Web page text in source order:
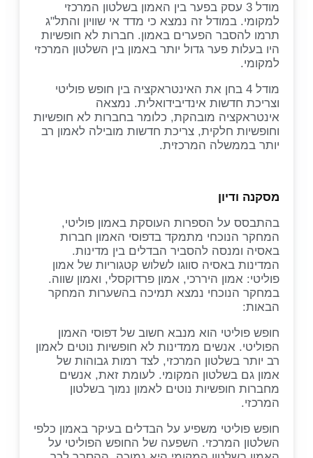
מודל 3 עסק בפער בין האמון בשלטון המרכזי
למקומי. במודל זה נמצא כי מדד אי שוויון והתל"ג
תרמו להסבר הפערים באמון. חברות לא חופשיות
היו בעלות פער גדול יותר באמון בין השלטון המרכזי
למקומי.
מודל 4 בחן את האינטראקציה בין חופש פוליטי
וצריכת חדשות אינדיבידואלית. נמצאה
אינטראקציה מובהקת, כלומר בחברות לא חופשיות
וחופשיות חלקית, צריכת חדשות מובילה לאמון רב
יותר בממשלה המרכזית.
מסקנה ודיון
בהתבסס על הספרות העוסקת באמון פוליטי,
המחקר הנוכחי מתמקד בדפוסי האמון חברות
באסיה ומנסה להסביר הבדלים בין מדינות.
המדינות באסיה סווגו לשלוש קטגוריות של אמון
פוליטי: אמון היררכי, אמון פרדוקסלי, ואמון שווה.
במחקר הנוכחי נמצא תמיכה בהשערות המחקר
הבאות:
חופש פוליטי הוא מנבא חשוב של דפוסי האמון
הפוליטי. אנשים ממדינות לא חופשיות נוטים לאמון
רב יותר בשלטון המרכזי, לצד רמות גבוהות של
אמון גם בשלטון המקומי. לעומת זאת, אנשים
מחברות חופשיות נוטים לאמון נמוך בשלטון
המרכזי.
חופש פוליטי משפיע על הבדלים בעיקר באמון כלפי
השלטון המרכזי. השפעה של החופש הפוליטי על